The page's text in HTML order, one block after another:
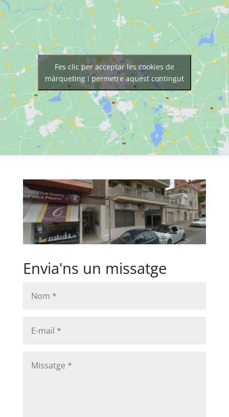
Fes clic per acceptar les cookies de
màrqueting i permetre aquest contingut
Envia'ns un missatge